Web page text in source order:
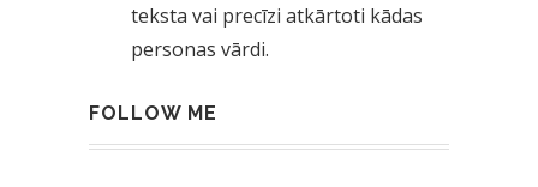
teksta vai precīzi atkārtoti kādas
personas vārdi.
FOLLOW ME